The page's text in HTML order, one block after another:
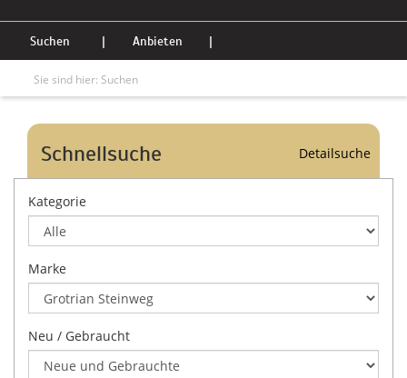
Suchen | Anbieten |
Sie sind hier: Suchen
Schnellsuche Detailsuche
Kategorie
Marke
Neu / Gebraucht